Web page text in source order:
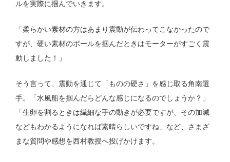
ルを実際に掴んでいきます。
「柔らかい素材の方はあまり震動が伝わってこなかったので
すが、硬い素材のボールを掴んだときはモーターがすごく震
動しました！」
そう言って、震動を通じて「ものの硬さ」を感じ取る角南選
手。「水風船を掴んだらどんな感じになるのでしょうか？」
「生卵を割るときは繊細な手の動きが必要ですが、その加減
などもわかるようになれば素晴らしいですね」など、さまざ
まな質問や感想を西村教授へ投げかけます。